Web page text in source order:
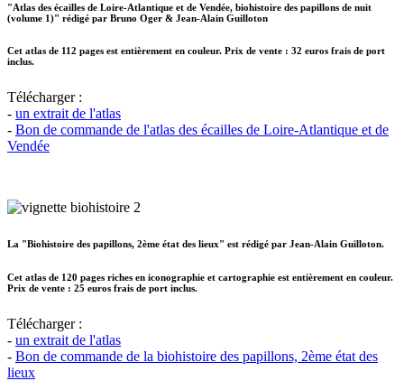
"Atlas des écailles de Loire-Atlantique et de Vendée, biohistoire des papillons de nuit
(volume 1)" rédigé par Bruno Oger & Jean-Alain Guilloton
Cet atlas de 112 pages est entièrement en couleur. Prix de vente : 32 euros frais de port
inclus.
Télécharger :
- un extrait de l'atlas
- Bon de commande de l'atlas des écailles de Loire-Atlantique et de
Vendée
La "Biohistoire des papillons, 2ème état des lieux" est rédigé par Jean-Alain Guilloton.
Cet atlas de 120 pages riches en iconographie et cartographie est entièrement en couleur.
Prix de vente : 25 euros frais de port inclus.
Télécharger :
- un extrait de l'atlas
- Bon de commande de la biohistoire des papillons, 2ème état des
lieux